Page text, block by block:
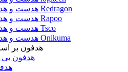
هدست و هدفون Redragon
هدست و هدفون Rapoo
هدست و هدفون Tsco
هدست و هدفون Onikuma
هدفون بر
هدفون